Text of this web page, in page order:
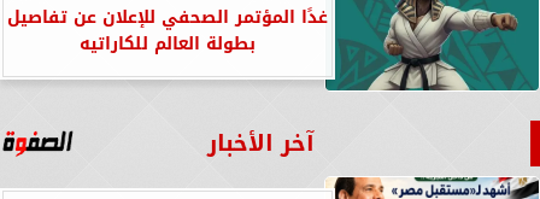
غدًا المؤتمر الصحفي للإعلان عن تفاصيل
بطولة العالم للكاراتيه
آخر الأخبار